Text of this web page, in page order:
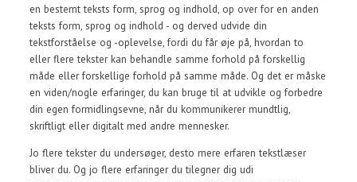
en bestemt teksts form, sprog og indhold, op over for en anden
teksts form, sprog og indhold - og derved udvide din
tekstforståelse og -oplevelse, fordi du får øje på, hvordan to
eller flere tekster kan behandle samme forhold på forskellig
måde eller forskellige forhold på samme måde. Og det er måske
en viden/nogle erfaringer, du kan bruge til at udvikle og forbedre
din egen formidlingsevne, når du kommunikerer mundtlig,
skriftligt eller digitalt med andre mennesker.
Jo flere tekster du undersøger, desto mere erfaren tekstlæser
bliver du. Og jo flere erfaringer du tilegner dig udi